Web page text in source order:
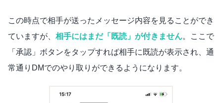
この時点で相手が送ったメッセージ内容を見ることができ
ていますが、 相手にはまだ「既読」が付きません。ここで
「承認」ボタンをタップすれば相手に既読が表示され、通
常通りDMでのやり取りができるようになります。